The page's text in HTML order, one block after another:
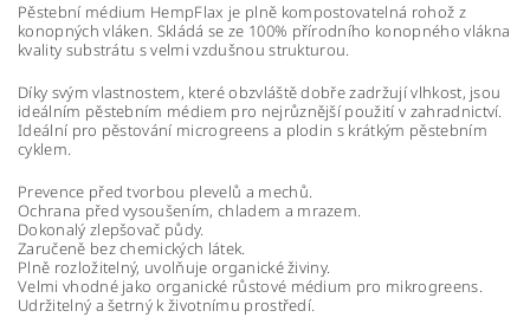
Pěstební médium HempFlax je plně kompostovatelná rohož z
konopných vláken. Skládá se ze 100% přírodního konopného vlákna
kvality substrátu s velmi vzdušnou strukturou.
Díky svým vlastnostem, které obzvláště dobře zadržují vlhkost, jsou
ideálním pěstebním médiem pro nejrůznější použití v zahradnictví.
Ideální pro pěstování microgreens a plodin s krátkým pěstebním
cyklem.
Prevence před tvorbou plevelů a mechů.
Ochrana před vysoušením, chladem a mrazem.
Dokonalý zlepšovač půdy.
Zaručeně bez chemických látek.
Plně rozložitelný, uvolňuje organické živiny.
Velmi vhodné jako organické růstové médium pro mikrogreens.
Udržitelný a šetrný k životnímu prostředí.